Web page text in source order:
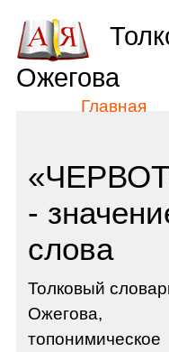
-
слова
Толковый
Ожегова,
топонимическое
Ожегова
Главная